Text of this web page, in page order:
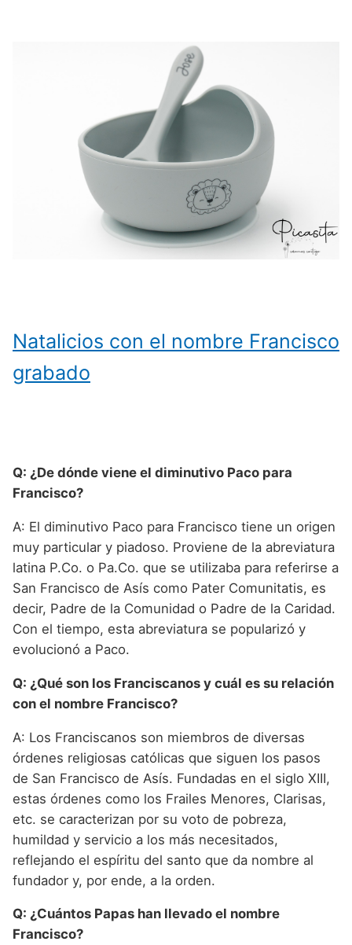
Natalicios con el nombre Francisco
grabado
Q: ¿De dónde viene el diminutivo Paco para
Francisco?
A: El diminutivo Paco para Francisco tiene un origen
muy particular y piadoso. Proviene de la abreviatura
latina P.Co. o Pa.Co. que se utilizaba para referirse a
San Francisco de Asís como Pater Comunitatis, es
decir, Padre de la Comunidad o Padre de la Caridad.
Con el tiempo, esta abreviatura se popularizó y
evolucionó a Paco.
Q: ¿Qué son los Franciscanos y cuál es su relación
con el nombre Francisco?
A: Los Franciscanos son miembros de diversas
órdenes religiosas católicas que siguen los pasos
de San Francisco de Asís. Fundadas en el siglo XIII,
estas órdenes como los Frailes Menores, Clarisas,
etc. se caracterizan por su voto de pobreza,
humildad y servicio a los más necesitados,
reflejando el espíritu del santo que da nombre al
fundador y, por ende, a la orden.
Q: ¿Cuántos Papas han llevado el nombre
Francisco?